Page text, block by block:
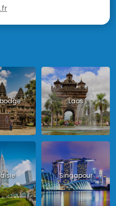
Laos
Singapour